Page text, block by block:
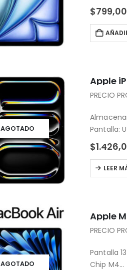
Chip: M3
Cámara:
Sistema
$799,00
AGOTADO
Apple
PRECIO
Pantalla:
Chip: M4
Cámara:
Sistema
$
LEER
AGOTADO
Apple
PRECIO
Pantalla
Chip M4